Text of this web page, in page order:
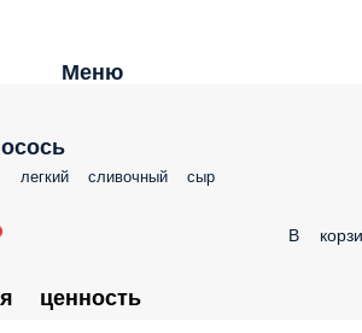
Меню
легкий сливочный сыр
В
ценность